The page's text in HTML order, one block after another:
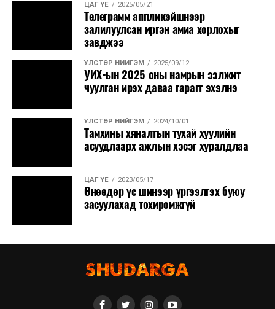
ЦАГ ҮЕ 2025/05/21
Телеграмм аппликэйшнээр
залилуулсан иргэн амиа хорлохыг
завджээ
УЛСТӨР НИЙГЭМ 2025/09/12
УИХ-ын 2025 оны намрын ээлжит
чуулган ирэх даваа гарагт эхэлнэ
УЛСТӨР НИЙГЭМ 2024/10/01
Тамхины хяналтын тухай хуулийн
асуудлаарх ажлын хэсэг хуралдлаа
ЦАГ ҮЕ 2023/05/17
Өнөөдөр үс шинээр үргээлгэх буюу
засуулахад тохиромжгүй